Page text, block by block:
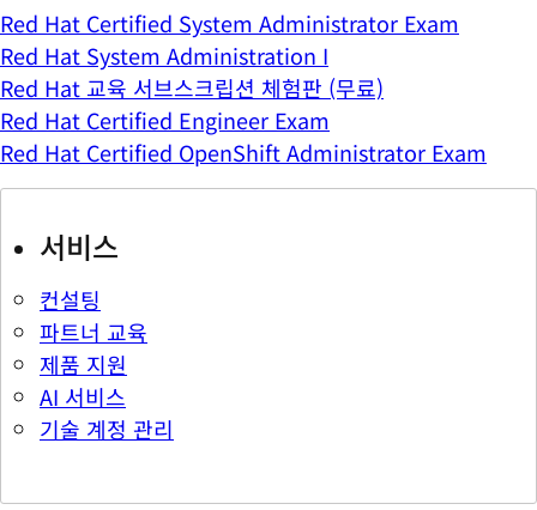
Red Hat Certified System Administrator Exam
Red Hat System Administration I
Red Hat 교육 서브스크립션 체험판 (무료)
Red Hat Certified Engineer Exam
Red Hat Certified OpenShift Administrator Exam
서비스
컨설팅
파트너 교육
제품 지원
AI 서비스
기술 계정 관리